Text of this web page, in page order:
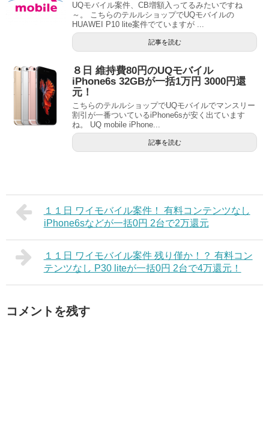
UQモバイル案件、CB増額入ってるみたいですね
～。 こちらのテルルショップでUQモバイルの
HUAWEI P10 lite案件でていますが ...
記事を読む
８日 維持費80円のUQモバイル
iPhone6s 32GBが一括1万円 3000円還
元！
こちらのテルルショップでUQモバイルでマンスリー
割引が一番ついているiPhone6sが安く出ています
ね。 UQ mobile iPhone...
記事を読む
１１日 ワイモバイル案件！ 有料コンテンツなし
iPhone6sなどが一括0円 2台で2万還元
１１日 ワイモバイル案件 残り僅か！？ 有料コン
テンツなし P30 liteが一括0円 2台で4万還元！
コメントを残す